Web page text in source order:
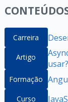
Carreira
Artigo
usar?
Formação
Curso